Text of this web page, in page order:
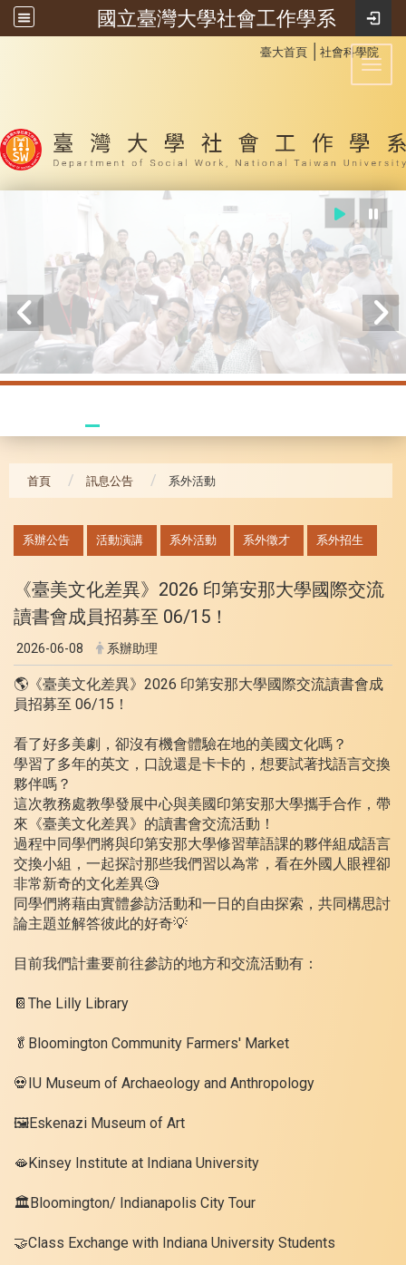
國立臺灣大學社會工作學系
臺大首頁 社會科學院
首頁 訊息公告 系外活動
系辦公告 活動演講 系外活動 系外徵才 系外招生
《臺美文化差異》2026 印第安那大學國際交流
讀書會成員招募至 06/15！
2026-06-08 系辦助理
🌎《臺美文化差異》2026 印第安那大學國際交流讀書會成
員招募至 06/15！
看了好多美劇，卻沒有機會體驗在地的美國文化嗎？
學習了多年的英文，口說還是卡卡的，想要試著找語言交換
夥伴嗎？
這次教務處教學發展中心與美國印第安那大學攜手合作，帶
來《臺美文化差異》的讀書會交流活動！
過程中同學們將與印第安那大學修習華語課的夥伴組成語言
交換小組，一起探討那些我們習以為常，看在外國人眼裡卻
非常新奇的文化差異🧐
同學們將藉由實體參訪活動和一日的自由探索，共同構思討
論主題並解答彼此的好奇💡
目前我們計畫要前往參訪的地方和交流活動有：
📔The Lilly Library
🥬Bloomington Community Farmers' Market
💀IU Museum of Archaeology and Anthropology
🖼️Eskenazi Museum of Art
🫦Kinsey Institute at Indiana University
🏛️Bloomington/ Indianapolis City Tour
🤝Class Exchange with Indiana University Students